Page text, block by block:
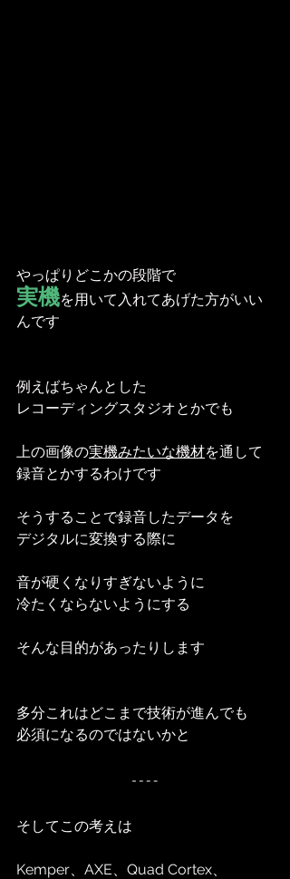
やっぱりどこかの段階で
実機を用いて入れてあげた方がいい
んです
例えばちゃんとした
レコーディングスタジオとかでも
上の画像の実機みたいな機材を通して
録音とかするわけです
そうすることで録音したデータを
デジタルに変換する際に
音が硬くなりすぎないように
冷たくならないようにする
そんな目的があったりします
多分これはどこまで技術が進んでも
必須になるのではないかと
そしてこの考えは
Kemper、AXE、Quad Cortex、